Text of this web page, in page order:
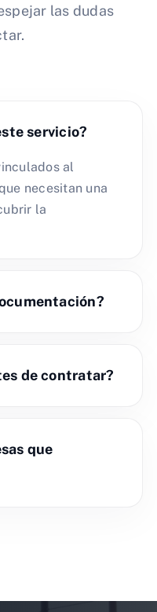
las dudas
servicio?
al
necesitan una
la
de contratar?
que